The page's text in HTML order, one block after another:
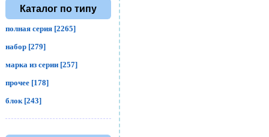
Каталог по типу
полная серия [2265]
набор [279]
марка из серии [257]
прочее [178]
блок [243]